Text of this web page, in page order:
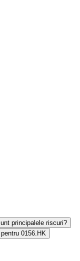
principalele riscuri?
0156.HK